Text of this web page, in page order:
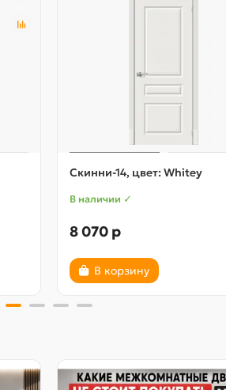
Скинни-14, цвет: Whitey
В наличии ✓
8 070 р
В корзину